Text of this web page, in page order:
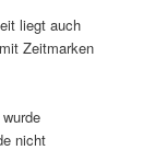
liegt auch
Zeitmarken
nicht